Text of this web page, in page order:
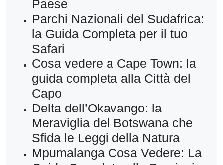
Paese
Parchi Nazionali del Sudafrica:
la Guida Completa per il tuo
Safari
Cosa vedere a Cape Town: la
guida completa alla Città del
Capo
Delta dell’Okavango: la
Meraviglia del Botswana che
Sfida le Leggi della Natura
Mpumalanga Cosa Vedere: La